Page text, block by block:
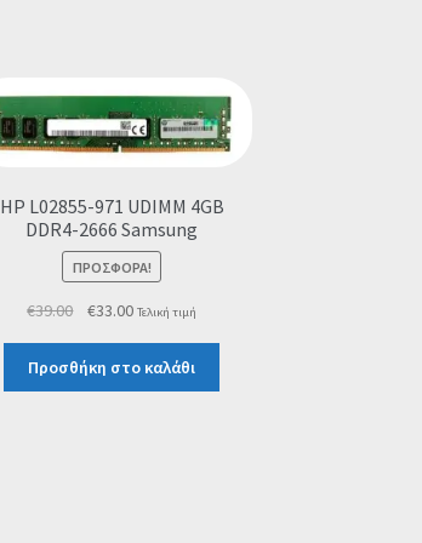
HP L02855-971 UDIMM 4GB
DDR4-2666 Samsung
ΠΡΟΣΦΟΡΆ!
€39.00
Original
was:
€39.00.
€33.00Η
τιμή
είναι:
Τελική τιμή
Προσθήκη στο καλάθι